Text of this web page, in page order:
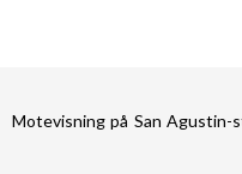
Motevisning på San